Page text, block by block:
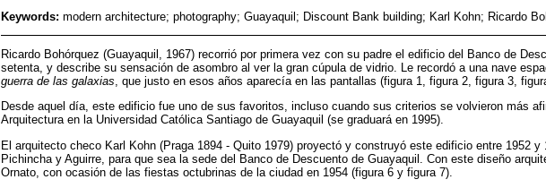
Keywords: modern architecture; photography; Guayaquil; Discount Bank building; Karl Kohn; Ricardo
Ricardo Bohórquez (Guayaquil, 1967) recorrió por primera vez con su padre el edificio del Banco de
setenta, y describe su sensación de asombro al ver la gran cúpula de vidrio. Le recordó a una nave
guerra de las galaxias, que justo en esos años aparecía en las pantallas (figura 1, figura 2, figura 3,
Desde aquel día, este edificio fue uno de sus favoritos, incluso cuando sus criterios se volvieron más
Arquitectura en la Universidad Católica Santiago de Guayaquil (se graduará en 1995).
El arquitecto checo Karl Kohn (Praga 1894 - Quito 1979) proyectó y construyó este edificio entre 1952 y
Pichincha y Aguirre, para que sea la sede del Banco de Descuento de Guayaquil. Con este diseño
Ornato, con ocasión de las fiestas octubrinas de la ciudad en 1954 (figura 6 y figura 7).